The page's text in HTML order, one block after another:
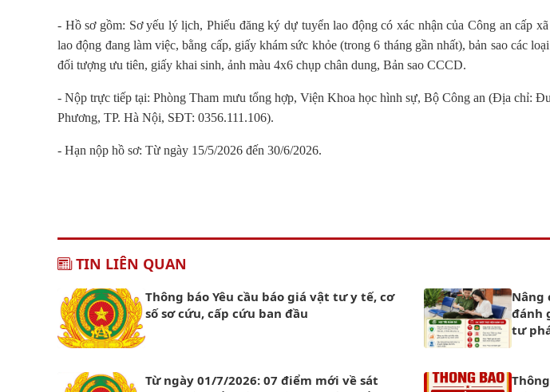
- Hồ sơ gồm: Sơ yếu lý lịch, Phiếu đăng ký dự tuyển lao động có xác nhận của Công an cấp
lao động đang làm việc, bằng cấp, giấy khám sức khỏe (trong 6 tháng gần nhất), bản sao các
đối tượng ưu tiên, giấy khai sinh, ảnh màu 4x6 chụp chân dung, Bản sao CCCD.
- Nộp trực tiếp tại: Phòng Tham mưu tổng hợp, Viện Khoa học hình sự, Bộ Công an (Địa chỉ:
Phương, TP. Hà Nội, SĐT: 0356.111.106).
- Hạn nộp hồ sơ: Từ ngày 15/5/2026 đến 30/6/2026.
TIN LIÊN QUAN
Thông báo Yêu cầu báo giá vật tư y tế, cơ
số sơ cứu, cấp cứu ban đầu
Nâng
đánh
tư
Từ ngày 01/7/2026: 07 điểm mới về sát